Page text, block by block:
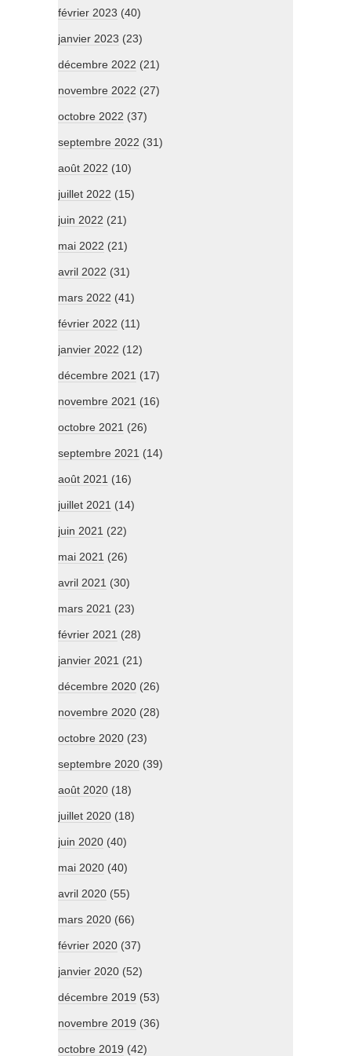
février 2023 (40)
janvier 2023 (23)
décembre 2022 (21)
novembre 2022 (27)
octobre 2022 (37)
septembre 2022 (31)
août 2022 (10)
juillet 2022 (15)
juin 2022 (21)
mai 2022 (21)
avril 2022 (31)
mars 2022 (41)
février 2022 (11)
janvier 2022 (12)
décembre 2021 (17)
novembre 2021 (16)
octobre 2021 (26)
septembre 2021 (14)
août 2021 (16)
juillet 2021 (14)
juin 2021 (22)
mai 2021 (26)
avril 2021 (30)
mars 2021 (23)
février 2021 (28)
janvier 2021 (21)
décembre 2020 (26)
novembre 2020 (28)
octobre 2020 (23)
septembre 2020 (39)
août 2020 (18)
juillet 2020 (18)
juin 2020 (40)
mai 2020 (40)
avril 2020 (55)
mars 2020 (66)
février 2020 (37)
janvier 2020 (52)
décembre 2019 (53)
novembre 2019 (36)
octobre 2019 (42)